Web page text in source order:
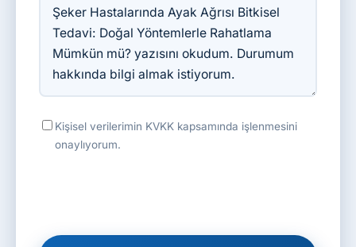
Kişisel verilerimin KVKK kapsamında işlenmesini
onaylıyorum.